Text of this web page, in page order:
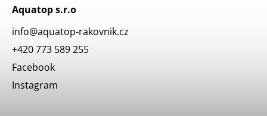
Aquatop s.r.o
info@aquatop-rakovnik.cz
+420 773 589 255
Facebook
Instagram